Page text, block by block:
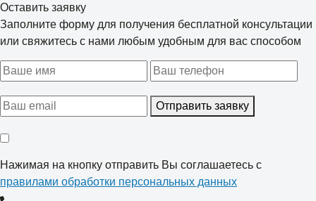
Оставить заявку
Заполните форму для получения бесплатной консультации
или свяжитесь с нами любым удобным для вас способом
Отправить заявку
Нажимая на кнопку отправить Вы соглашаетесь с
правилами обработки персональных данных